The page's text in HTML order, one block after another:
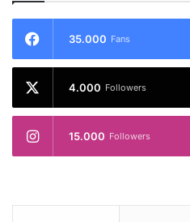
35.000 Fans
4.000 Followers
15.000 Followers